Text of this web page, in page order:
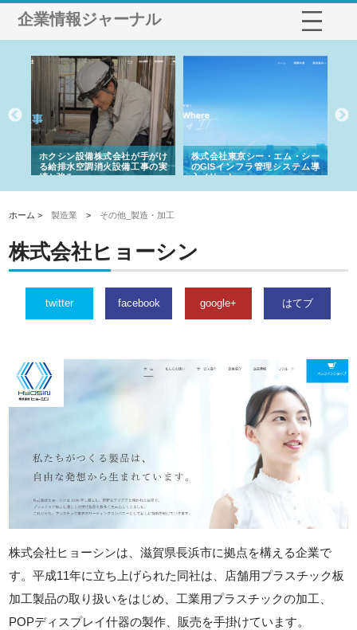
企業情報ジャーナル
ホクシン設備株式会社が手がけ
る給排水空調消火設備工事の実
績と強み
株式会社東京シー・エム・シー
のGISインフラ管理システム導
入メリット
ホーム >製造業 > その他_製造・加工
株式会社ヒョーシン
twitter facebook google+ はてブ
株式会社ヒョーシンは、滋賀県長浜市に拠点を構える企業で
す。平成11年に立ち上げられた同社は、店舗用プラスチック板
加工製品の取り扱いをはじめ、工業用プラスチックの加工、
POPディスプレイ什器の製作、販売を手掛けています。